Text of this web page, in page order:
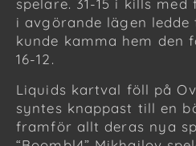
spelare. 31-15 i kills
i avgörande lägen
kunde kamma hem den
16-12.
Liquids kartval föll på
syntes knappast till en
framför allt deras nya